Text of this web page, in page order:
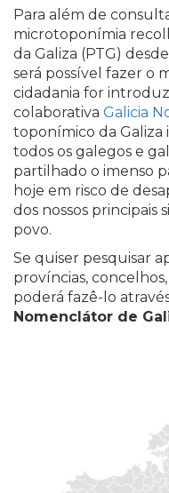
Para além de
microtoponímia
da Galiza (PTG)
será possível fazer o
cidadania for
colaborativa Galicia
toponímico da Galiza
todos os galegos e
partilhado o imenso
hoje em risco de
dos nossos principais
povo.
Se quiser pesquisar
províncias,
poderá fazê-lo
Nomenclátor de